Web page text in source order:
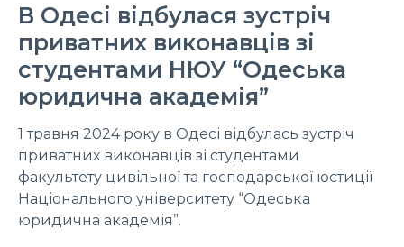
В Одесі відбулася зустріч
приватних виконавців зі
студентами НЮУ “Одеська
юридична академія”
1 травня 2024 року в Одесі відбулась зустріч
приватних виконавців зі студентами
факультету цивільної та господарської юстиції
Національного університету “Одеська
юридична академія”.